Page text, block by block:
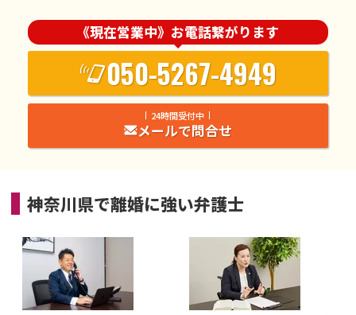
《現在営業中》お電話繋がります
050-5267-4949
24時間受付中
メールで問合せ
神奈川県で離婚に強い弁護士